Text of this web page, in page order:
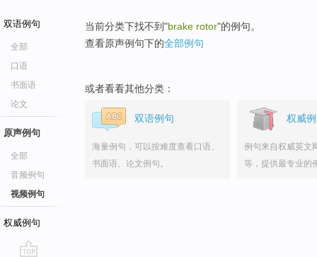
双语例句
全部
口语
书面语
论文
原声例句
全部
音频例句
视频例句
权威例句
当前分类下找不到"brake rotor"的例句。
查看原声例句下的全部例句
或者看看其他分类：
双语例句
海量例句，可以按难度查看口语、
书面语、论文例句。
权威
例句来自权威英文
等，提供最专业的